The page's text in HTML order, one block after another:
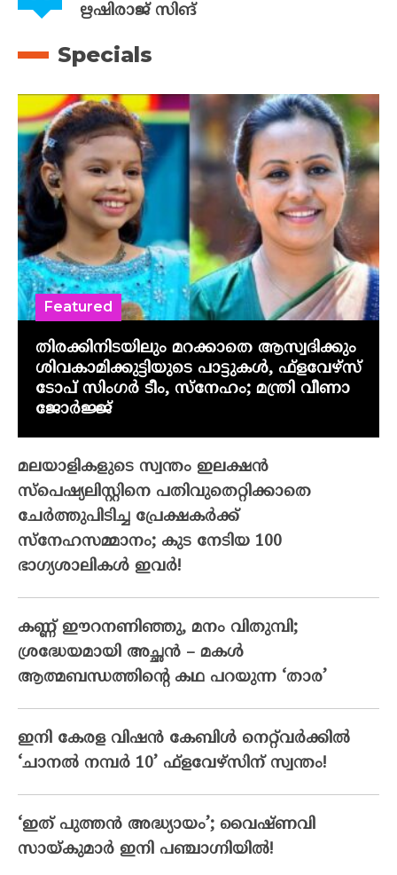
ഋഷിരാജ് സിങ്
Specials
തിരക്കിനിടയിലും മറക്കാതെ ആസ്വദിക്കും
ശിവകാമിക്കുട്ടിയുടെ പാട്ടുകൾ, ഫ്‌ളവേഴ്‌സ്
ടോപ് സിംഗർ ടീം, സ്നേഹം; മന്ത്രി വീണാ
ജോർജ്ജ്
Featured
മലയാളികളുടെ സ്വന്തം ഇലക്ഷന്‍
സ്‌പെഷ്യലിസ്റ്റിനെ പതിവുതെറ്റിക്കാതെ
ചേര്‍ത്തുപിടിച്ച പ്രേക്ഷകര്‍ക്ക്
സ്‌നേഹസമ്മാനം; കുട നേടിയ 100
ഭാഗ്യശാലികള്‍ ഇവര്‍!
കണ്ണ് ഈറനണിഞ്ഞു, മനം വിതുമ്പി;
ശ്രദ്ധേയമായി അച്ഛൻ – മകൾ
ആത്മബന്ധത്തിന്റെ കഥ പറയുന്ന ‘താര’
ഇനി കേരള വിഷൻ കേബിൾ നെറ്റ്‌വർക്കിൽ
‘ചാനൽ നമ്പർ 10’ ഫ്‌ളവേഴ്‌സിന് സ്വന്തം!
‘ഇത് പുത്തൻ അദ്ധ്യായം’; വൈഷ്‌ണവി
സായ്‌കുമാർ ഇനി പഞ്ചാഗ്നിയിൽ!